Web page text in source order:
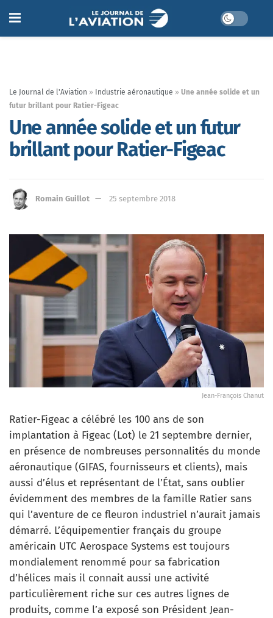
Le Journal de l'Aviation » Industrie aéronautique » Une année solide et un
futur brillant pour Ratier-Figeac
Une année solide et un futur
brillant pour Ratier-Figeac
Romain Guillot 25 septembre 2018
Jean-François Chanut
Ratier-Figeac a célébré les 100 ans de son
implantation à Figeac (Lot) le 21 septembre dernier,
en présence de nombreuses personnalités du monde
aéronautique (GIFAS, fournisseurs et clients), mais
aussi d’élus et représentant de l’État, sans oublier
évidemment des membres de la famille Ratier sans
qui l’aventure de ce fleuron industriel n’aurait jamais
démarré. L’équipementier français du groupe
américain UTC Aerospace Systems est toujours
mondialement renommé pour sa fabrication
d’hélices mais il connait aussi une activité
particulièrement riche sur ces autres lignes de
produits, comme l’a exposé son Président Jean-